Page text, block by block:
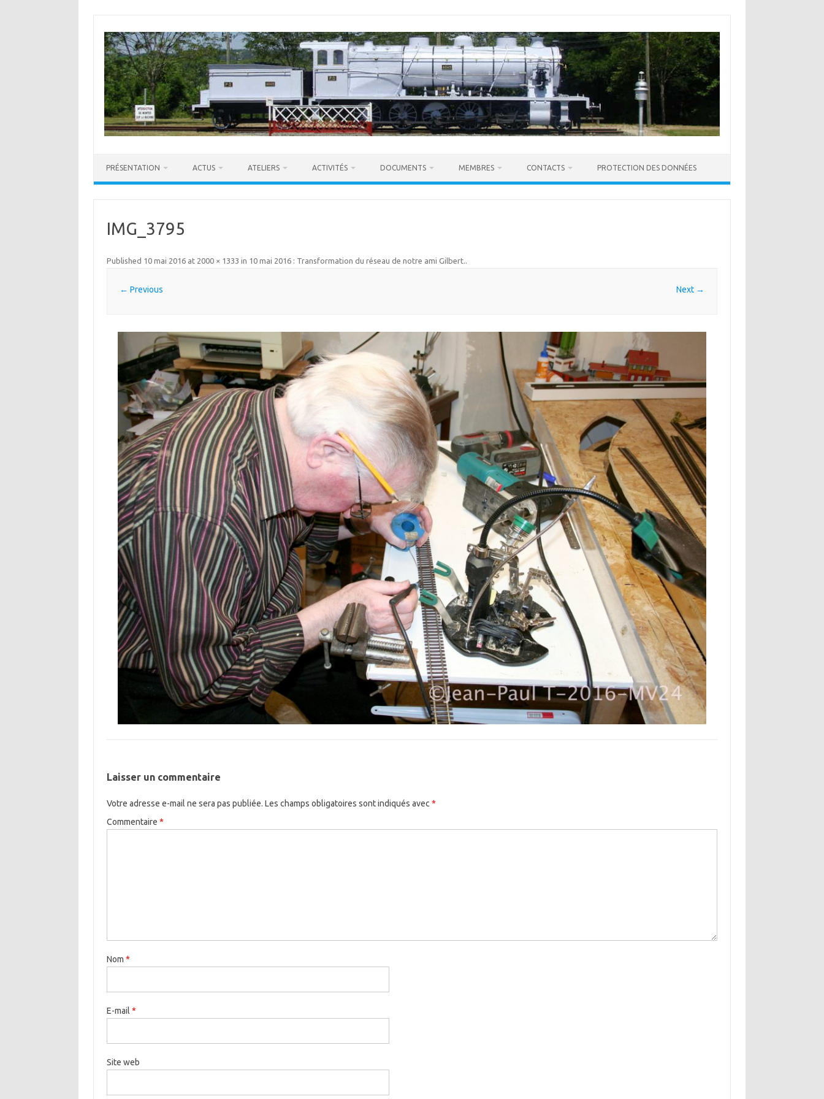
content
PRÉSENTATION ACTUS ATELIERS ACTIVITÉS DOCUMENTS MEMBRES CONTACTS PROTECTION DES DONNÉES
IMG_3795
Published 10 mai 2016at 2000 × 1333 in 10 mai 2016 : Transformation du réseau de notre ami Gilbert.
← Previous Next →
Laisser un commentaire
Votre adresse e-mail ne sera pas publiée. Les champs obligatoires sont indiqués avec *
Commentaire *
Nom *
E-mail *
Site web